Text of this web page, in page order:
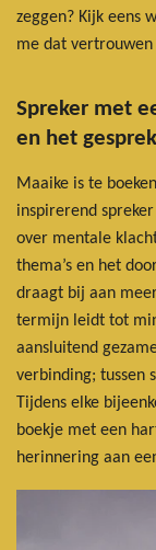
zeggen? Kijk eens
me dat vertrouwen
Spreker met
en het
Maaike is te
inspirerend
over mentale
thema’s en het
draagt bij aan
termijn leidt tot
aansluitend
verbinding; tussen
Tijdens elke
boekje met een
herinnering aan